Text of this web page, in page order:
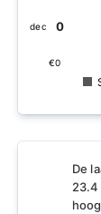
€0
dec
€0
De
23.4